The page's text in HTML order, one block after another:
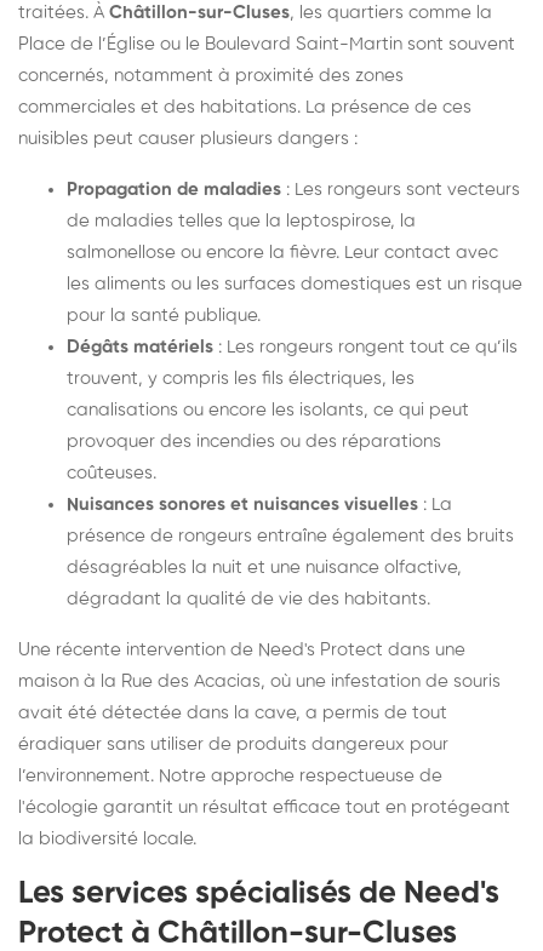
traitées. À Châtillon-sur-Cluses, les quartiers comme la
Place de l’Église ou le Boulevard Saint-Martin sont souvent
concernés, notamment à proximité des zones
commerciales et des habitations. La présence de ces
nuisibles peut causer plusieurs dangers :
Propagation de maladies : Les rongeurs sont vecteurs
de maladies telles que la leptospirose, la
salmonellose ou encore la fièvre. Leur contact avec
les aliments ou les surfaces domestiques est un risque
pour la santé publique.
Dégâts matériels : Les rongeurs rongent tout ce qu’ils
trouvent, y compris les fils électriques, les
canalisations ou encore les isolants, ce qui peut
provoquer des incendies ou des réparations
coûteuses.
Nuisances sonores et nuisances visuelles : La
présence de rongeurs entraîne également des bruits
désagréables la nuit et une nuisance olfactive,
dégradant la qualité de vie des habitants.
Une récente intervention de Need's Protect dans une
maison à la Rue des Acacias, où une infestation de souris
avait été détectée dans la cave, a permis de tout
éradiquer sans utiliser de produits dangereux pour
l’environnement. Notre approche respectueuse de
l'écologie garantit un résultat efficace tout en protégeant
la biodiversité locale.
Les services spécialisés de Need's
Protect à Châtillon-sur-Cluses